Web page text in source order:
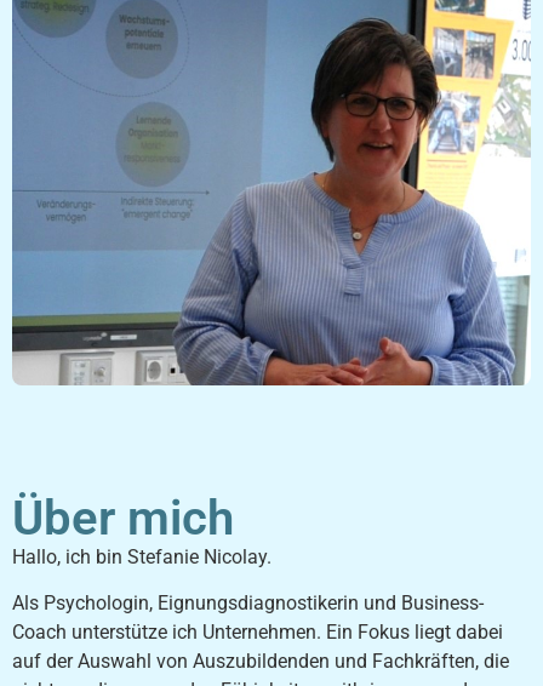
Über mich
Hallo, ich bin Stefanie Nicolay.
Als Psychologin, Eignungsdiagnostikerin und Business-
Coach unterstütze ich Unternehmen. Ein Fokus liegt dabei
auf der Auswahl von Auszubildenden und Fachkräften, die